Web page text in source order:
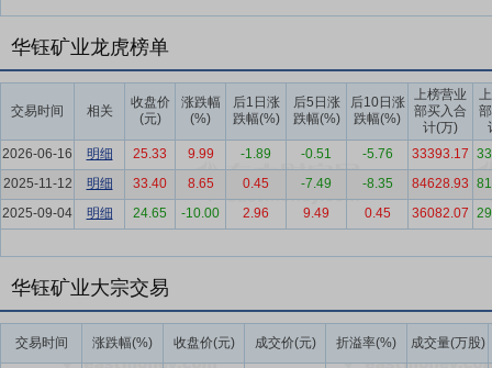
要点5： 白银行业
2025年白银涨幅超过160%，全年呈大升小降、震
体呈现供需短缺状态。供应端受矿山品位下降、资本支出受限及主产
主要围绕三条宏观逻辑运行：一是美联储降息周期，年内如期降息3
国关税政策及地缘冲突影响，白银避险属性被强化；三是对信用货币
要点6： 锑行业 2025年，国内外锑市场价格走势呈现明显分化。
要点7：铅行业
2025年铅价格整体呈现“先抑后扬、分化运行”特征
动性环境。根据研究机构预测，2026年全球及中国铅锭供需预计转向
华钰矿业龙虎榜单
交易时间 相关
收盘价
(元)
涨跌幅
(%)
后1日涨
跌幅(%)
后5日涨
跌幅(%)
后10日涨
跌幅(%)
上榜营业
部买入合
计(万)
2026-06-16
明细 25.33 9.99 -1.89 -0.51 -5.76 33393.17
2025-11-12
明细 33.40 8.65 0.45 -7.49 -8.35 84628.93
2025-09-04
明细 24.65 -10.00 2.96 9.49 0.45 36082.07
华钰矿业大宗交易
交易时间 涨跌幅(%) 收盘价(元) 成交价(元) 折溢率(%) 成交量(万股)